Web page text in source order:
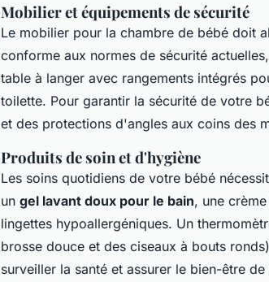
Mobilier et équipements de sécurité
Le mobilier pour la chambre de bébé doit
conforme aux normes de sécurité
table à langer avec rangements intégrés
toilette. Pour garantir la sécurité de votre
et des protections d'angles aux coins des
Produits de soin et d'hygiène
Les soins quotidiens de votre bébé
un gel lavant doux pour le bain, une
lingettes hypoallergéniques. Un
brosse douce et des ciseaux à bouts
surveiller la santé et assurer le bien-être